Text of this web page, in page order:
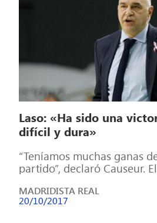
Laso: «Ha sido una
difícil y dura»
“Teníamos muchas ganas
partido”, declaró Causeur.
[…]
MADRIDISTA REAL
20/10/2017